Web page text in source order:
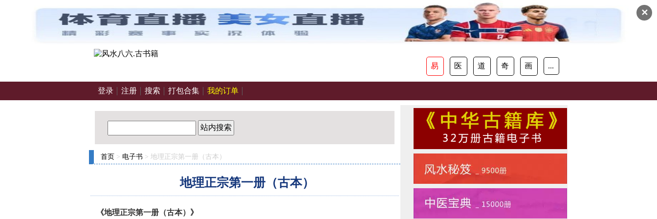
✕
易 医 道 奇 画 ...
登录 注册 搜索 打包合集 我的订单
站内搜索
首页 > 电子书 > 地理正宗第一册（古本）
地理正宗第一册（古本）
《地理正宗第一册（古本）》